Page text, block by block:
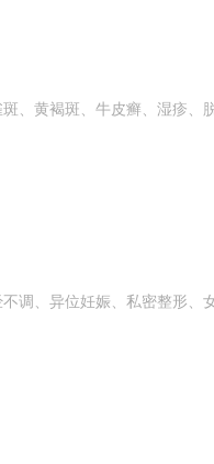
、黄褐斑、牛皮癣、湿疹
调、异位妊娠、私密整形、